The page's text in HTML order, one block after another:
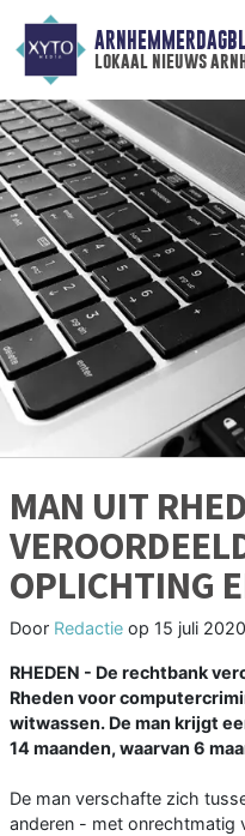
lokaal nieuws
MAN UIT
OPLICHTING
Door Redactie op 15 juli
RHEDEN - De rechtbank
Rheden voor
witwassen. De man krijgt
14 maanden, waarvan 6
De man verschafte zich
anderen - met onrechtmatig